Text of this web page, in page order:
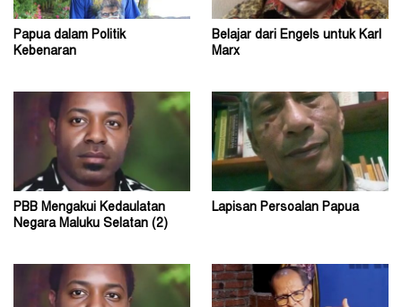
Papua dalam Politik
Kebenaran
Belajar dari Engels untuk Karl
Marx
PBB Mengakui Kedaulatan
Negara Maluku Selatan (2)
Lapisan Persoalan Papua